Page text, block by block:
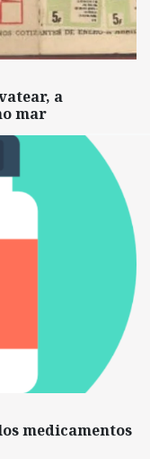
a
mar
medicamentos